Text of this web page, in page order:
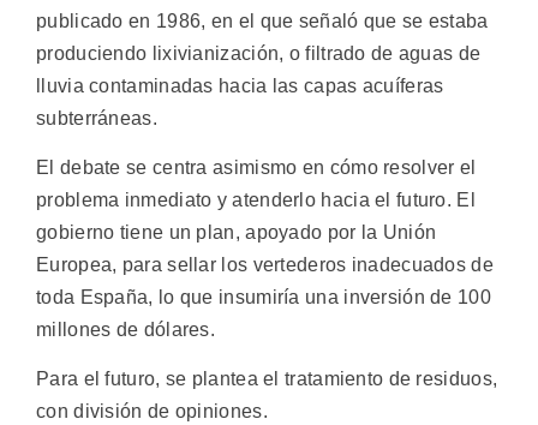
publicado en 1986, en el que señaló que se estaba
produciendo lixivianización, o filtrado de aguas de
lluvia contaminadas hacia las capas acuíferas
subterráneas.
El debate se centra asimismo en cómo resolver el
problema inmediato y atenderlo hacia el futuro. El
gobierno tiene un plan, apoyado por la Unión
Europea, para sellar los vertederos inadecuados de
toda España, lo que insumiría una inversión de 100
millones de dólares.
Para el futuro, se plantea el tratamiento de residuos,
con división de opiniones.